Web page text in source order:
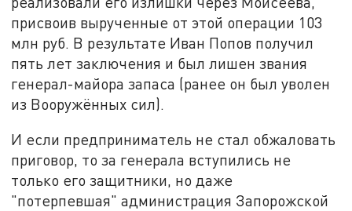
присвоив вырученные от этой операции 103
млн руб. В результате Иван Попов получил
пять лет заключения и был лишен звания
генерал-майора запаса (ранее он был уволен
из Вооружённых сил).
И если предприниматель не стал обжаловать
приговор, то за генерала вступились не
только его защитники, но даже
"потерпевшая" администрация Запорожской